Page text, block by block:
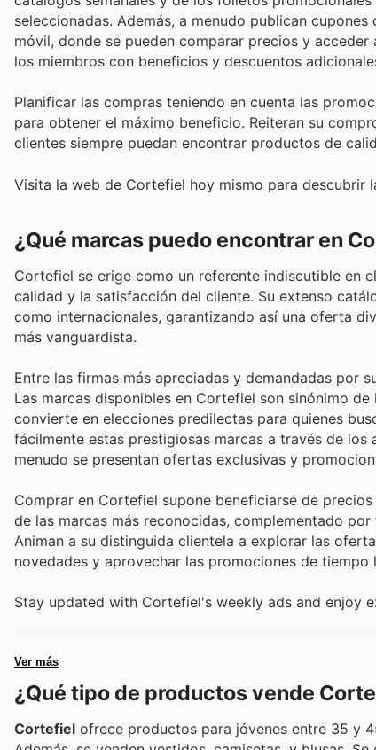
seleccionadas. Además, a menudo publican
móvil, donde se pueden comparar precios y
los miembros con beneficios y descuentos
Planificar las compras teniendo en cuenta las
para obtener el máximo beneficio. Reiteran su
clientes siempre puedan encontrar productos de
Visita la web de Cortefiel hoy mismo para descubrir
¿Qué marcas puedo encontrar en
Cortefiel se erige como un referente indiscutible en
calidad y la satisfacción del cliente. Su extenso
como internacionales, garantizando así una oferta
más vanguardista.
Entre las firmas más apreciadas y demandadas por
Las marcas disponibles en Cortefiel son sinónimo
convierte en elecciones predilectas para quienes
fácilmente estas prestigiosas marcas a través de
menudo se presentan ofertas exclusivas y
Comprar en Cortefiel supone beneficiarse de
de las marcas más reconocidas, complementado
Animan a su distinguida clientela a explorar las
novedades y aprovechar las promociones de
Stay updated with Cortefiel's weekly ads and enjoy
Ver más
¿Qué tipo de productos vende
Cortefiel ofrece productos para jóvenes entre 35 y